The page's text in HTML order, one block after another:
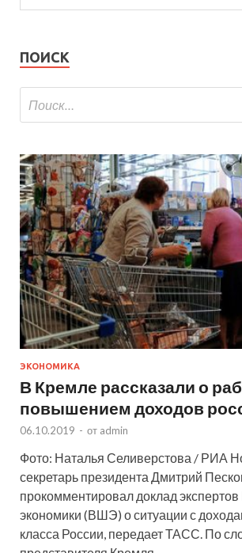
ПОИСК
ЭКОНОМИКА
В Кремле рассказали о
повышением доходов
06.10.2019 - от admin
Фото: Наталья Селиверстова / РИА
секретарь президента Дмитрий
прокомментировал доклад
экономики (ВШЭ) о ситуации с
класса России, передает ТАСС. По